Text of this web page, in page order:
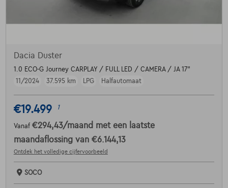
Dacia Duster
1.0 ECO-G Journey CARPLAY / FULL LED / CAMERA / JA 17"
11/2024
37.595 km LPG Halfautomaat
€19.499 1
Vanaf €294,43/maand met een laatste
maandaflossing van €6.144,13
Ontdek het volledige cijfervoorbeeld
SOCO